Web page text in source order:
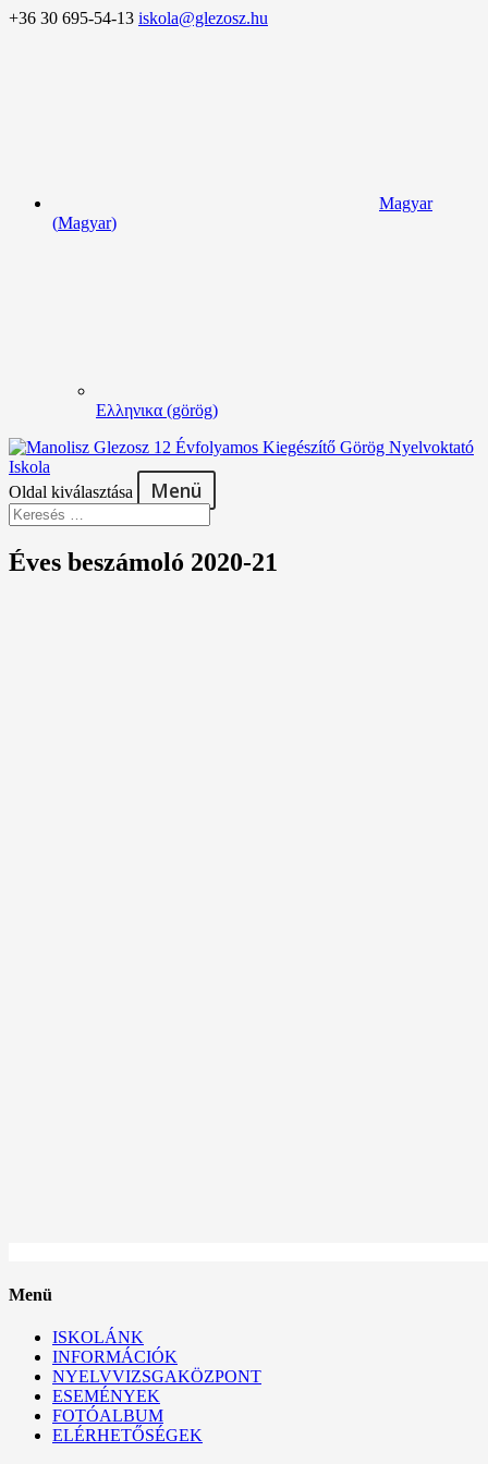
+36 30 695-54-13 iskola@glezosz.hu
Magyar
(Magyar)
Ελληνικα (görög)
Oldal kiválasztása
Éves beszámoló 2020-21
Menü
ISKOLÁNK
INFORMÁCIÓK
NYELVVIZSGAKÖZPONT
ESEMÉNYEK
FOTÓALBUM
ELÉRHETŐSÉGEK